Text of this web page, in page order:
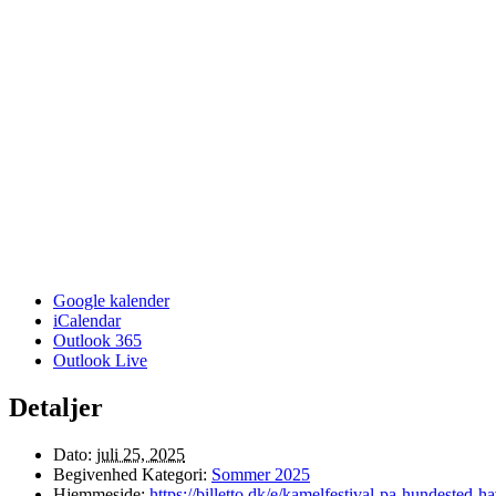
Google kalender
iCalendar
Outlook 365
Outlook Live
Detaljer
Dato: juli 25, 2025
Begivenhed Kategori: Sommer 2025